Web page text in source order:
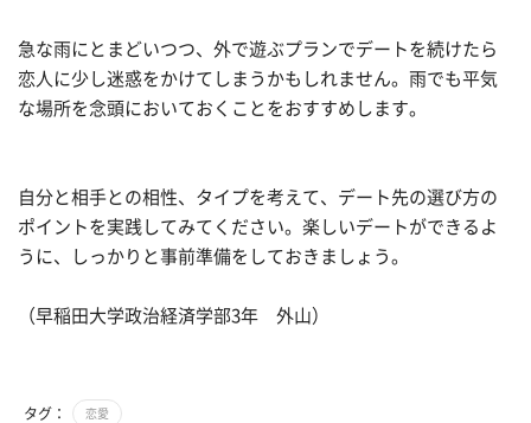
急な雨にとまどいつつ、外で遊ぶプランでデートを続けたら
恋人に少し迷惑をかけてしまうかもしれません。雨でも平気
な場所を念頭においておくことをおすすめします。
自分と相手との相性、タイプを考えて、デート先の選び方の
ポイントを実践してみてください。楽しいデートができるよ
うに、しっかりと事前準備をしておきましょう。
（早稲田大学政治経済学部3年 外山）
タグ： 恋愛